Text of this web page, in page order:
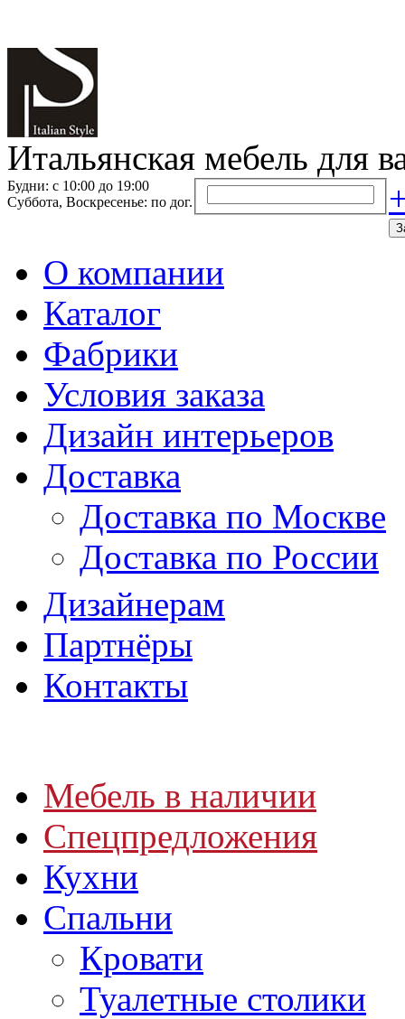
Итальянская мебель для
Будни: с 10:00 до 19:00
Суббота, Воскресенье: по дог.
О компании
Каталог
Фабрики
Условия заказа
Дизайн интерьеров
Доставка
Доставка по Москве
Доставка по России
Дизайнерам
Партнёры
Контакты
Мебель в наличии
Спецпредложения
Кухни
Спальни
Кровати
Туалетные столики